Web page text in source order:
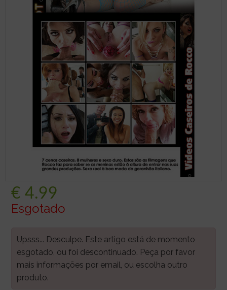
€ 4.99
Esgotado
Upsss... Desculpe. Este artigo está de momento
esgotado, ou foi descontinuado. Peça por favor
mais informações por email, ou escolha outro
produto.